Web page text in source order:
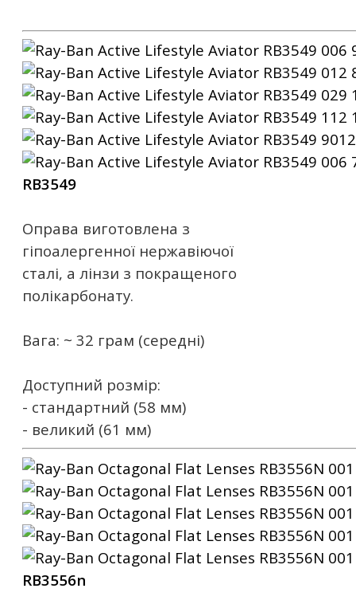
RB3549
Оправа виготовлена ​​з
гіпоалергенної нержавіючої
сталі, а лінзи з покращеного
полікарбонату.
Вага: ~ 32 грам (середні)
Доступний розмір:
- стандартний (58 мм)
- великий (61 мм)
RB3556n